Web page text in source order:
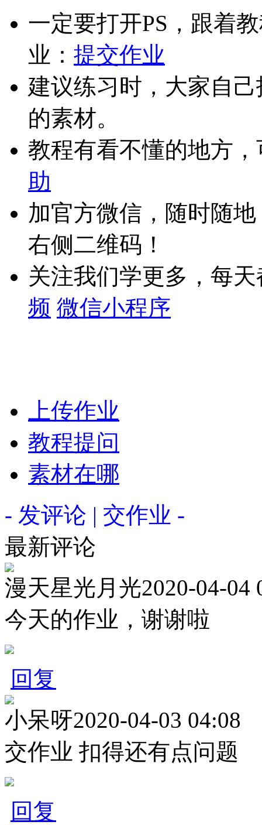
一定要打开PS，跟着
业： 提交作业
建议练习时，大家自
的素材。
教程有看不懂的地方
助
加官方微信，随时随
右侧二维码！
关注我们学更多，每
频 微信小程序
上传作业
教程提问
素材在哪
- 发评论 | 交作业 -
最新评论
漫天星光月光2020-04-04
今天的作业，谢谢啦
回复
小呆呀2020-04-03 04:08
交作业 扣得还有点问题
回复